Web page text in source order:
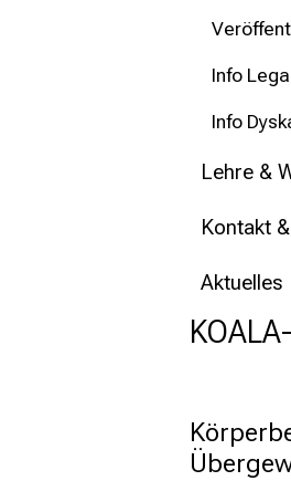
Info
Info
Lehre &
Kontakt
Aktuelles